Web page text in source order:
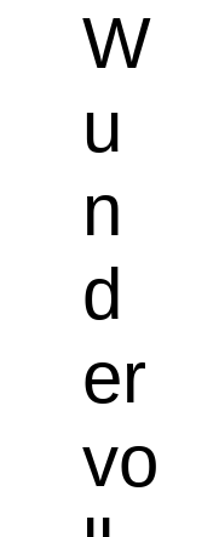
W
u
n
d
er
vo